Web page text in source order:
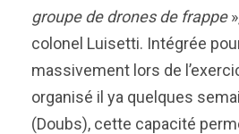
groupe de drones de frappe
colonel Luisetti. Intégrée
massivement lors de
organisé il ya quelques
(Doubs), cette capacité